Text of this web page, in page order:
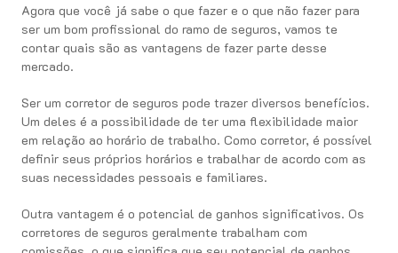
Agora que você já sabe o que fazer e o que não fazer para
ser um bom profissional do ramo de seguros, vamos te
contar quais são as vantagens de fazer parte desse
mercado.
Ser um corretor de seguros pode trazer diversos benefícios.
Um deles é a possibilidade de ter uma flexibilidade maior
em relação ao horário de trabalho. Como corretor, é possível
definir seus próprios horários e trabalhar de acordo com as
suas necessidades pessoais e familiares.
Outra vantagem é o potencial de ganhos significativos. Os
corretores de seguros geralmente trabalham com